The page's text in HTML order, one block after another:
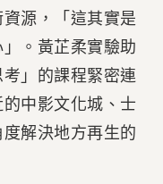
源，「這其實是
。黃芷柔實驗助
」的課程緊密連
中影文化城、士
解決地方再生的